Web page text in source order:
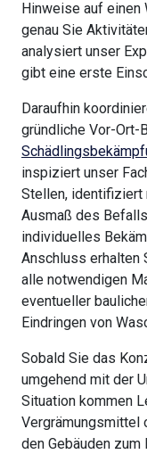
Hinweise auf einen
genau Sie
analysiert unser
gibt eine erste
Daraufhin
gründliche Vor-Ort-
inspiziert unser
Stellen, identifiziert
Ausmaß des
individuelles
Anschluss erhalten
alle notwendigen
eventueller
Eindringen von
Sobald Sie das
umgehend mit der
Situation kommen
Vergrämungsmittel
den Gebäuden